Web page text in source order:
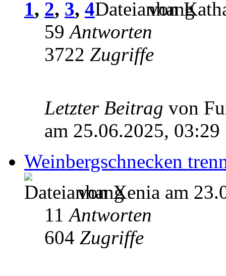
1, 2, 3, 4
von
59Antworten
3722 Zugriffe
Letzter Beitrag von
am 25.06.2025, 03:29
Weinbergschnecken
von Xenia am
11Antworten
604 Zugriffe